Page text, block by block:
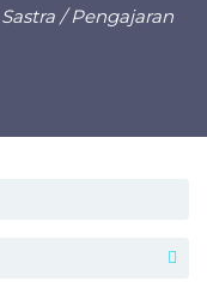
/ Pengajaran